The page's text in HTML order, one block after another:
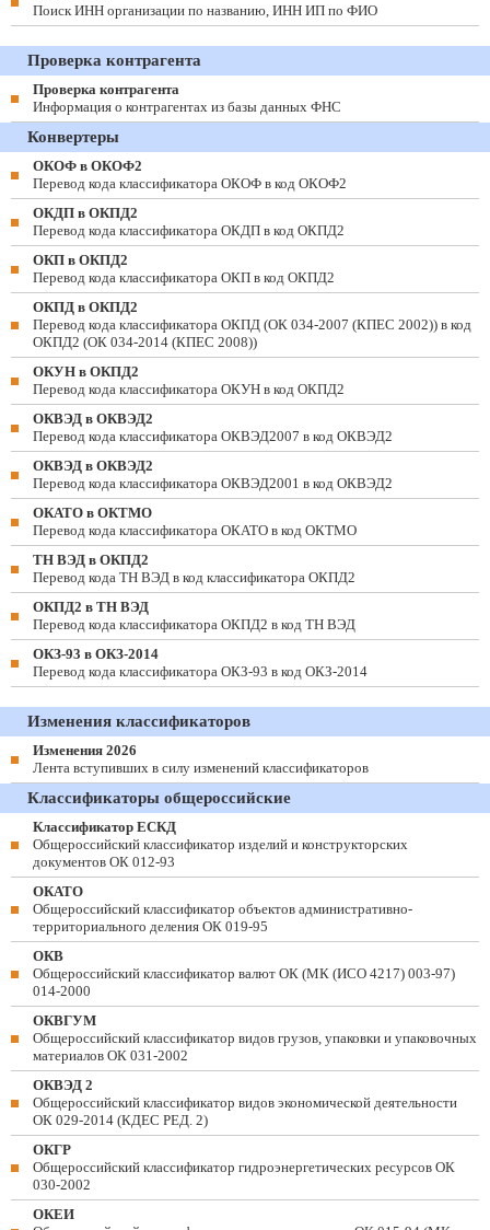
Поиск ИНН организации по названию, ИНН ИП по ФИО
Проверка контрагента
Проверка контрагента
Информация о контрагентах из базы данных ФНС
Конвертеры
ОКОФ в ОКОФ2
Перевод кода классификатора ОКОФ в код ОКОФ2
ОКДП в ОКПД2
Перевод кода классификатора ОКДП в код ОКПД2
ОКП в ОКПД2
Перевод кода классификатора ОКП в код ОКПД2
ОКПД в ОКПД2
Перевод кода классификатора ОКПД (ОК 034-2007 (КПЕС 2002)) в код
ОКПД2 (ОК 034-2014 (КПЕС 2008))
ОКУН в ОКПД2
Перевод кода классификатора ОКУН в код ОКПД2
ОКВЭД в ОКВЭД2
Перевод кода классификатора ОКВЭД2007 в код ОКВЭД2
ОКВЭД в ОКВЭД2
Перевод кода классификатора ОКВЭД2001 в код ОКВЭД2
ОКАТО в ОКТМО
Перевод кода классификатора ОКАТО в код ОКТМО
ТН ВЭД в ОКПД2
Перевод кода ТН ВЭД в код классификатора ОКПД2
ОКПД2 в ТН ВЭД
Перевод кода классификатора ОКПД2 в код ТН ВЭД
ОКЗ-93 в ОКЗ-2014
Перевод кода классификатора ОКЗ-93 в код ОКЗ-2014
Изменения классификаторов
Изменения 2026
Лента вступивших в силу изменений классификаторов
Классификаторы общероссийские
Классификатор ЕСКД
Общероссийский классификатор изделий и конструкторских
документов ОК 012-93
ОКАТО
Общероссийский классификатор объектов административно-
территориального деления ОК 019-95
ОКВ
Общероссийский классификатор валют ОК (МК (ИСО 4217) 003-97)
014-2000
ОКВГУМ
Общероссийский классификатор видов грузов, упаковки и упаковочных
материалов ОК 031-2002
ОКВЭД 2
Общероссийский классификатор видов экономической деятельности
ОК 029-2014 (КДЕС РЕД. 2)
ОКГР
Общероссийский классификатор гидроэнергетических ресурсов ОК
030-2002
ОКЕИ